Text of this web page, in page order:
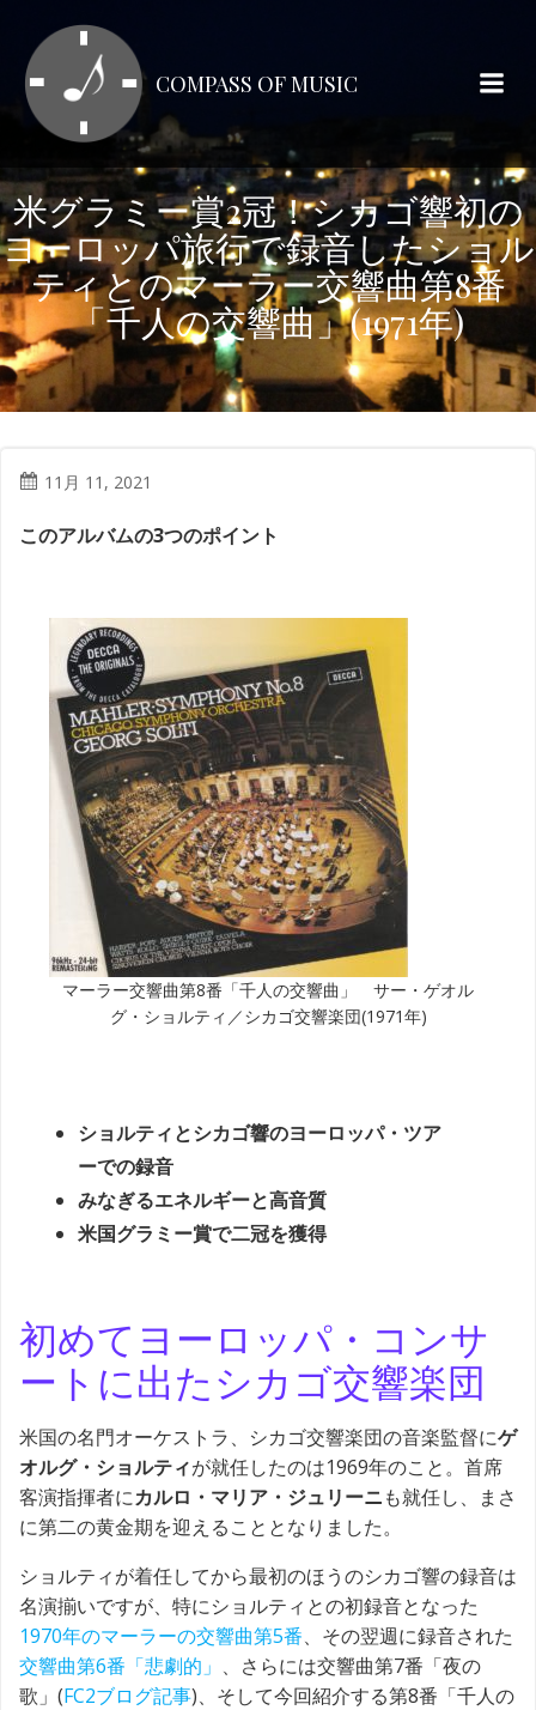
テ
ン
へ
ス
キ
ッ
プ
COMPASS OF MUSIC
米グラミー賞2冠！シカゴ響初の
ヨーロッパ旅行で録音したショル
ティとのマーラー交響曲第8番
「千人の交響曲」(1971年)
11月 11, 2021
このアルバムの3つのポイント
マーラー交響曲第8番「千人の交響曲」 サー・ゲオル
グ・ショルティ／シカゴ交響楽団(1971年)
ショルティとシカゴ響のヨーロッパ・ツア
ーでの録音
みなぎるエネルギーと高音質
米国グラミー賞で二冠を獲得
初めてヨーロッパ・コンサ
ートに出たシカゴ交響楽団
米国の名門オーケストラ、シカゴ交響楽団の音楽監督にゲ
オルグ・ショルティが就任したのは1969年のこと。首席
客演指揮者にカルロ・マリア・ジュリーニも就任し、まさ
に第二の黄金期を迎えることとなりました。
ショルティが着任してから最初のほうのシカゴ響の録音は
名演揃いですが、特にショルティとの初録音となった
1970年のマーラーの交響曲第5番、その翌週に録音された
交響曲第6番「悲劇的」 、さらには交響曲第7番「夜の
歌」(FC2ブログ記事)、そして今回紹介する第8番「千人の